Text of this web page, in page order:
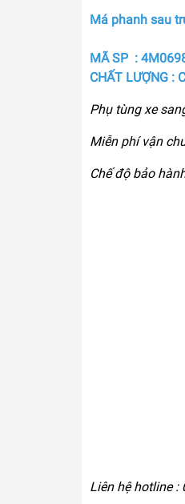
Má phanh sau
MÃ SP :
CHẤT LƯỢNG :
Phụ tùng xe
Miễn phí vận
Chế độ bảo
Liên hệ hotline :